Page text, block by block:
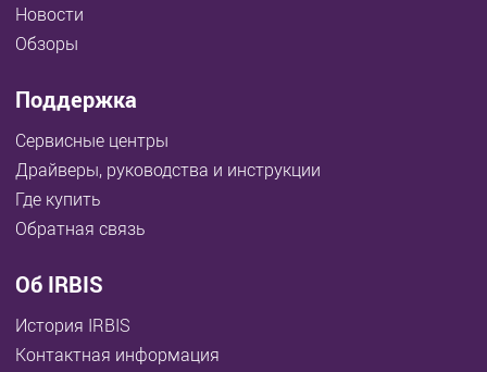
Новости
Обзоры
Поддержка
Сервисные центры
Драйверы, руководства и инструкции
Где купить
Обратная связь
Об IRBIS
История IRBIS
Контактная информация